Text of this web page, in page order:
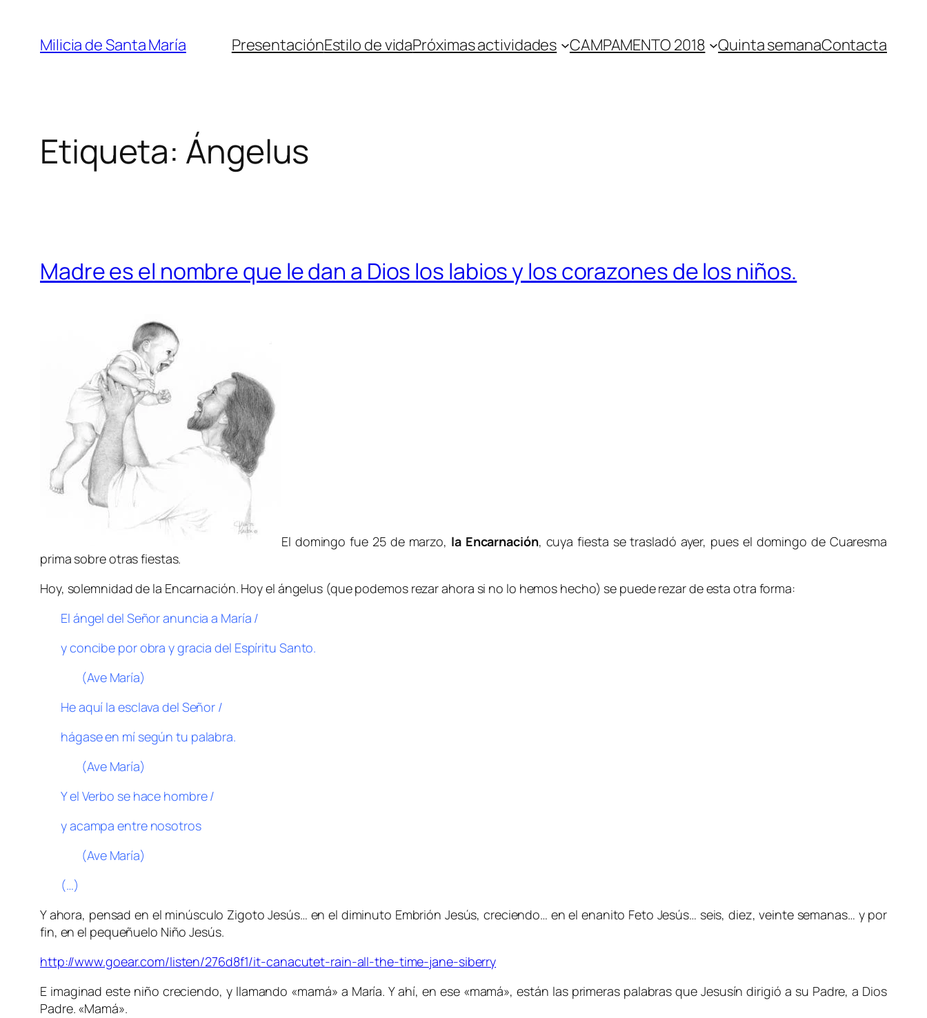
contenido
Milicia de Santa María PresentaciónEstilo de vidaPróximas actividades CAMPAMENTO 2018 Quinta semanaContacta
Etiqueta: Ángelus
Madre es el nombre que le dan a Dios los labios y los corazones de los niños.
El domingo fue 25 de marzo, la Encarnación, cuya fiesta se trasladó ayer, pues el domingo de Cuaresma
prima sobre otras fiestas.
Hoy, solemnidad de la Encarnación. Hoy el ángelus (que podemos rezar ahora si no lo hemos hecho) se puede rezar de esta otra forma:
El ángel del Señor anuncia a María /
y concibe por obra y gracia del Espíritu Santo.
(Ave María)
He aquí la esclava del Señor /
hágase en mí según tu palabra.
(Ave María)
Y el Verbo se hace hombre /
y acampa entre nosotros
(Ave María)
(…)
Y ahora, pensad en el minúsculo Zigoto Jesús… en el diminuto Embrión Jesús, creciendo… en el enanito Feto Jesús… seis, diez, veinte semanas… y por
fin, en el pequeñuelo Niño Jesús.
http://www.goear.com/listen/276d8f1/it-canacutet-rain-all-the-time-jane-siberry
E imaginad este niño creciendo, y llamando «mamá» a María. Y ahí, en ese «mamá», están las primeras palabras que Jesusín dirigió a su Padre, a Dios
Padre. «Mamá».